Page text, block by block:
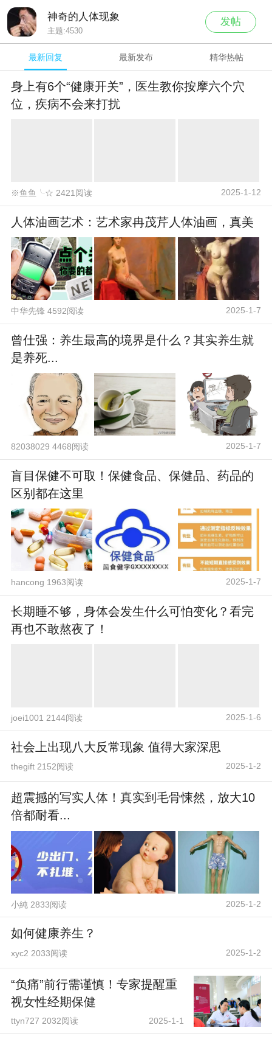
神奇的人体现象
主题:4530
发帖
最新回复 最新发布 精华热帖
身上有6个“健康开关”，医生教你按摩六个穴
位，疾病不会来打扰
※鱼鱼╰☆ 2421阅读 2025-1-12
人体油画艺术：艺术家冉茂芹人体油画，真美
中华先锋 4592阅读 2025-1-7
曾仕强：养生最高的境界是什么？其实养生就
是养死...
82038029 4468阅读 2025-1-7
盲目保健不可取！保健食品、保健品、药品的
区别都在这里
hancong 1963阅读 2025-1-7
长期睡不够，身体会发生什么可怕变化？看完
再也不敢熬夜了！
joei1001 2144阅读 2025-1-6
社会上出现八大反常现象 值得大家深思
thegift 2152阅读 2025-1-2
超震撼的写实人体！真实到毛骨悚然，放大10
倍都耐看...
小純 2833阅读 2025-1-2
如何健康养生？
xyc2 2033阅读 2025-1-2
“负痛”前行需谨慎！专家提醒重
视女性经期保健
ttyn727 2032阅读 2025-1-1